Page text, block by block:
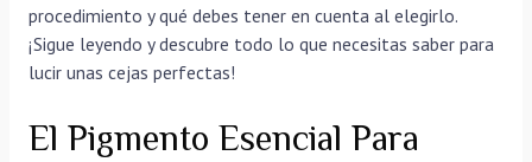
procedimiento y qué debes tener en cuenta al elegirlo.
¡Sigue leyendo y descubre todo lo que necesitas saber para
lucir unas cejas perfectas!
El Pigmento Esencial Para